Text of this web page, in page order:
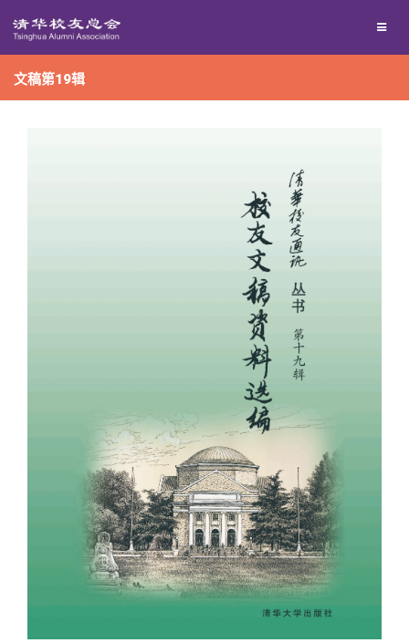
校友视界
理事会名单
制度法规
联系我们
文稿第19辑